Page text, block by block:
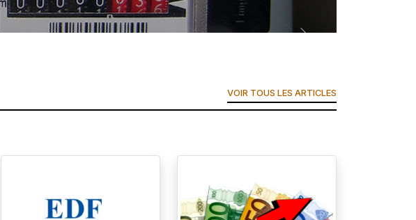
VOIR TOUS LES ARTICLES